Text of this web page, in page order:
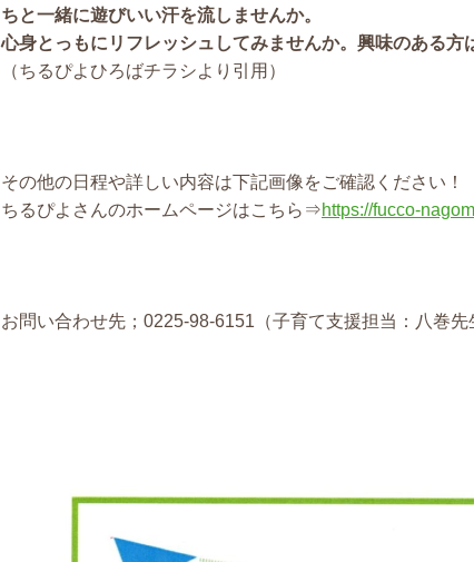
ちと一緒に遊びいい汗を流しませんか。
心身とっもにリフレッシュしてみませんか。興味のある方
（ちるぴよひろばチラシより引用）
その他の日程や詳しい内容は下記画像をご確認ください！
ちるぴよさんのホームページはこちら⇒https://fucco-
お問い合わせ先；0225-98-6151（子育て支援担当：八巻